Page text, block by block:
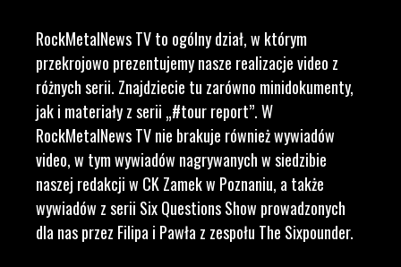
RockMetalNews TV to ogólny dział, w którym
przekrojowo prezentujemy nasze realizacje video z
różnych serii. Znajdziecie tu zarówno minidokumenty,
jak i materiały z serii „#tour report”. W
RockMetalNews TV nie brakuje również wywiadów
video, w tym wywiadów nagrywanych w siedzibie
naszej redakcji w CK Zamek w Poznaniu, a także
wywiadów z serii Six Questions Show prowadzonych
dla nas przez Filipa i Pawła z zespołu The Sixpounder.